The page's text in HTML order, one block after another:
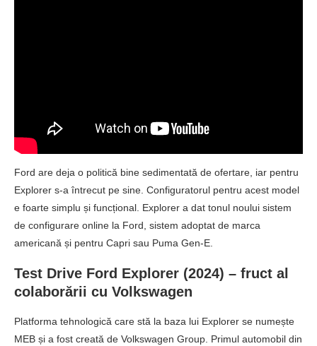
Ford are deja o politică bine sedimentată de ofertare, iar pentru
Explorer s-a întrecut pe sine. Configuratorul pentru acest model
e foarte simplu și funcțional. Explorer a dat tonul noului sistem
de configurare online la Ford, sistem adoptat de marca
americană și pentru Capri sau Puma Gen-E.
Test Drive Ford Explorer (2024) – fruct al
colaborării cu Volkswagen
Platforma tehnologică care stă la baza lui Explorer se numește
MEB și a fost creată de Volkswagen Group. Primul automobil din